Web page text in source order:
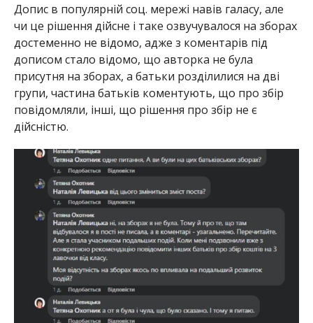
Допис в популярній соц. мережі навів галасу, але
чи це рішення дійсне і таке озвучувалося на зборах
достеменно не відомо, адже з коментарів під
дописом стало відомо, що авторка не була
присутня на зборах, а батьки розділилися на дві
групи, частина батьків коментують, що про збір
повідомляли, інші, що рішення про збір не є
дійсністю.